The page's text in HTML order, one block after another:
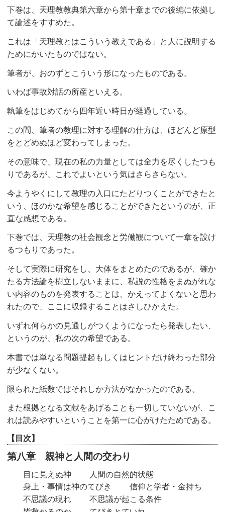
下巻は、天理教教典第六章から第十章までの後編に依拠し
て論述をすすめた。
これは「天理教とはこういう教えである」と人に説明する
ためにかいたものではない。
筆者が、おのずとこういう形になったものである。
いわば事故対話の所産といえる。
執筆をはじめてから四年近い時日が経過している。
この間、筆者の教理に対する理解の仕方は、ほどんど原型
をとどめぬほど変わってしまった。
その意味で、現在の私の力量としては全力を尽くしたつも
りであるが、これでよいという気はさらさらない。
今ようやくにして教理の入口にたどりつくことができたと
いう、ほのかな希望を感じることができたというのが、正
直な感想である。
下巻では、天理教の社会観念と労働観について一章を設け
るつもりであった。
そして実際に研究をし、大体をまとめたのであるが、確か
たる方法論を樹立しないままに、私説の性格をまぬがれな
い内容のものを発表することは、かえってよくないと思わ
れたので、ここに収録することはさしひかえた。
いずれ何らかの見通しがつくようになったら発表したい、
というのが、私の次の希望である。
本書では単なる問題提起もしくはヒントだけ終わった部分
が少なくない。
限られた紙数ではそれしか方法がなかったのである。
また根拠となる文献をあげることも一切していないが、こ
れは読みやすいということを第一に心がけたためである。
【目次】
第八章 親神と人間の交わり
目に見えぬ神
人間の自然的状態
身上・事情は神のてびき
信仰と学者・金持ち
不思議の現れ
不思議が起こる条件